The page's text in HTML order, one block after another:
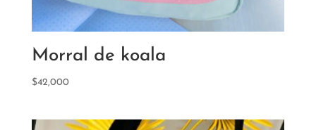
Morral de koala
$42,000